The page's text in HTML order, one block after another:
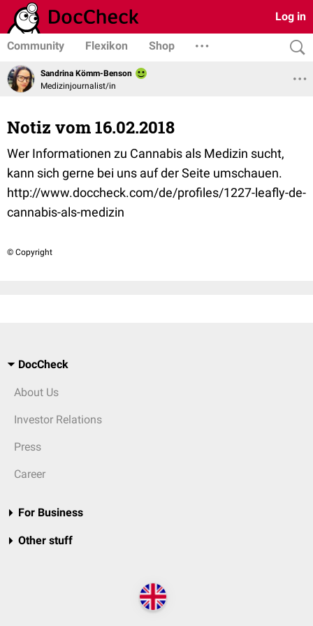
Log in
Community Flexikon Shop
Sandrina Kömm-Benson
Medizinjournalist/in
Notiz vom 16.02.2018
Wer Informationen zu Cannabis als Medizin sucht,
kann sich gerne bei uns auf der Seite umschauen.
http://www.doccheck.com/de/profiles/1227-leafly-de-
cannabis-als-medizin
© Copyright
DocCheck
About Us
Investor Relations
Press
Career
For Business
Other stuff